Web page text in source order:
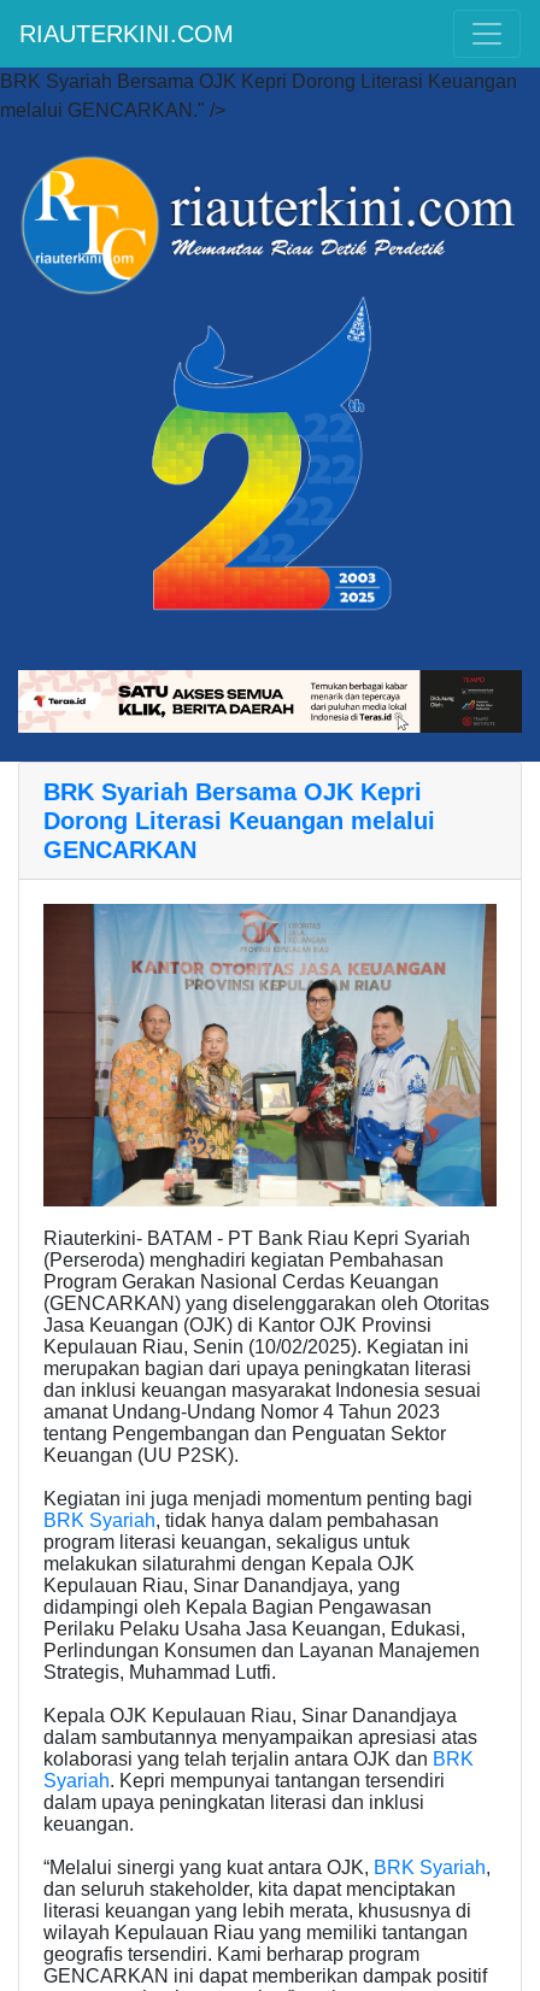
BRK Syariah Bersama OJK Kepri Dorong Literasi Keuangan
melalui GENCARKAN." />
RIAUTERKINI.COM
BRK Syariah Bersama OJK Kepri
Dorong Literasi Keuangan melalui
GENCARKAN
Riauterkini- BATAM - PT Bank Riau Kepri Syariah
(Perseroda) menghadiri kegiatan Pembahasan
Program Gerakan Nasional Cerdas Keuangan
(GENCARKAN) yang diselenggarakan oleh Otoritas
Jasa Keuangan (OJK) di Kantor OJK Provinsi
Kepulauan Riau, Senin (10/02/2025). Kegiatan ini
merupakan bagian dari upaya peningkatan literasi
dan inklusi keuangan masyarakat Indonesia sesuai
amanat Undang-Undang Nomor 4 Tahun 2023
tentang Pengembangan dan Penguatan Sektor
Keuangan (UU P2SK).
Kegiatan ini juga menjadi momentum penting bagi
BRK Syariah, tidak hanya dalam pembahasan
program literasi keuangan, sekaligus untuk
melakukan silaturahmi dengan Kepala OJK
Kepulauan Riau, Sinar Danandjaya, yang
didampingi oleh Kepala Bagian Pengawasan
Perilaku Pelaku Usaha Jasa Keuangan, Edukasi,
Perlindungan Konsumen dan Layanan Manajemen
Strategis, Muhammad Lutfi.
Kepala OJK Kepulauan Riau, Sinar Danandjaya
dalam sambutannya menyampaikan apresiasi atas
kolaborasi yang telah terjalin antara OJK dan BRK
Syariah. Kepri mempunyai tantangan tersendiri
dalam upaya peningkatan literasi dan inklusi
keuangan.
“Melalui sinergi yang kuat antara OJK, BRK Syariah,
dan seluruh stakeholder, kita dapat menciptakan
literasi keuangan yang lebih merata, khususnya di
wilayah Kepulauan Riau yang memiliki tantangan
geografis tersendiri. Kami berharap program
GENCARKAN ini dapat memberikan dampak positif